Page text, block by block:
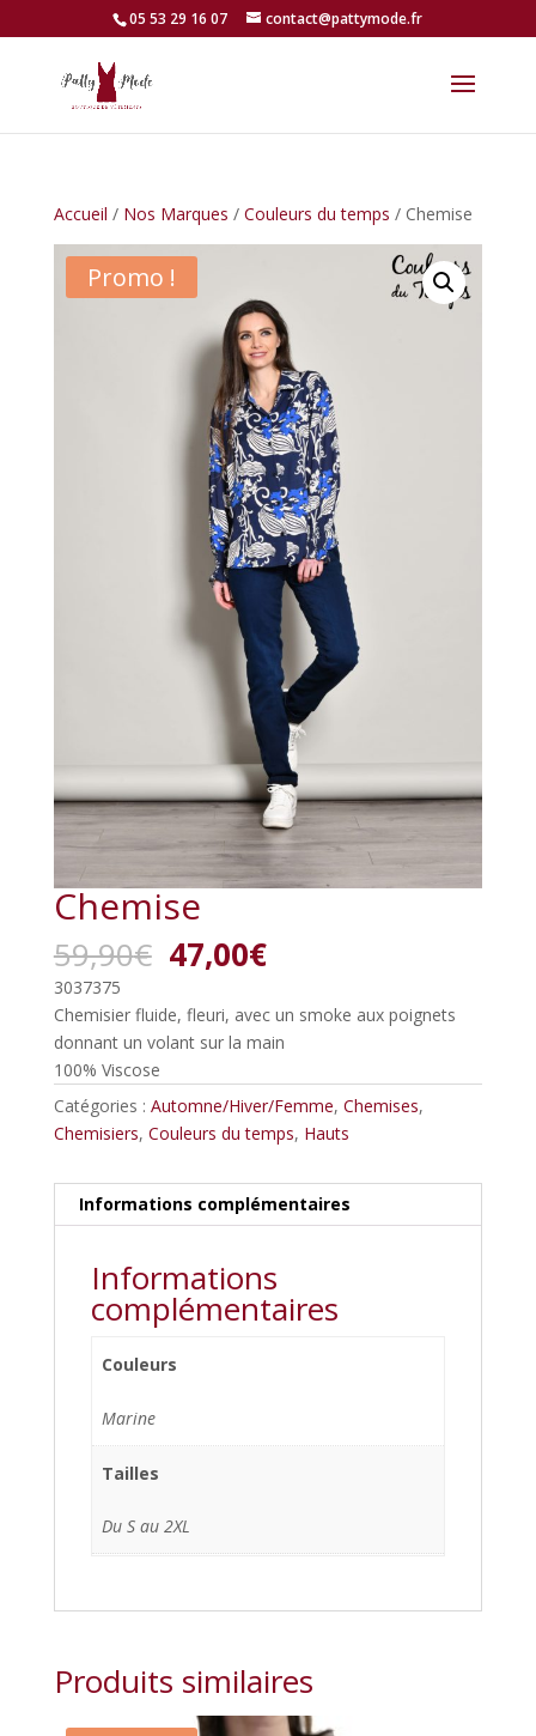
05 53 29 16 07 contact@pattymode.fr
Accueil / Nos Marques / Couleurs du temps / Chemise
Promo !
Chemise
59,90€ Le
prix
initial
était :
59,90€.
47,00€Le
prix
actuel
est :
47,00€.
3037375
Chemisier fluide, fleuri, avec un smoke aux poignets
donnant un volant sur la main
100% Viscose
Catégories : Automne/Hiver/Femme, Chemises,
Chemisiers, Couleurs du temps, Hauts
Informations complémentaires
Informations
complémentaires
Couleurs
Marine
Tailles
Du S au 2XL
Produits similaires